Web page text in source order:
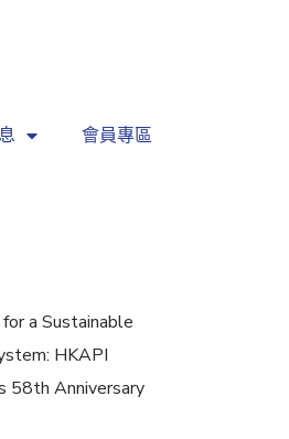
會員專區
a Sustainable
HKAPI
58th Anniversary